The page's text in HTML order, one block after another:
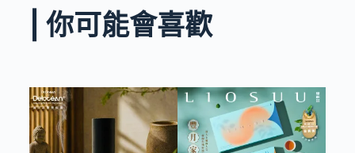
| 你可能會喜歡